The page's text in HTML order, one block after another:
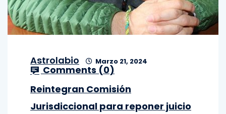
Astrolabio Marzo 21, 2024
Comments (0)
Reintegran Comisión
Jurisdiccional para reponer juicio